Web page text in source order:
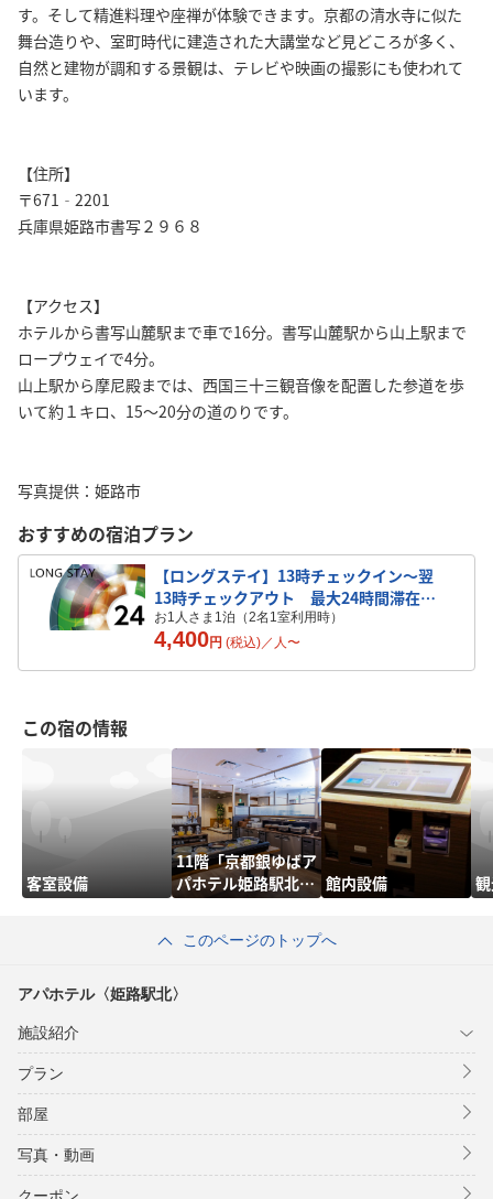
す。そして精進料理や座禅が体験できます。京都の清水寺に似た
舞台造りや、室町時代に建造された大講堂など見どころが多く、
自然と建物が調和する景観は、テレビや映画の撮影にも使われて
います。
【住所】
〒671‐2201
兵庫県姫路市書写２９６８
【アクセス】
ホテルから書写山麓駅まで車で16分。書写山麓駅から山上駅まで
ロープウェイで4分。
山上駅から摩尼殿までは、西国三十三観音像を配置した参道を歩
いて約１キロ、15～20分の道のりです。
写真提供：姫路市
おすすめの宿泊プラン
【ロングステイ】13時チェックイン〜翌
13時チェックアウト 最大24時間滞在可
能
お1人さま1泊（2名1室利用時）
4,400円 (税込)／ 人〜
この宿の情報
客室設備
11階「京都銀ゆばア
パホテル姫路駅北
店」
館内設備
このページのトップへ
アパホテル〈姫路駅北〉
施設紹介
プラン
部屋
写真・動画